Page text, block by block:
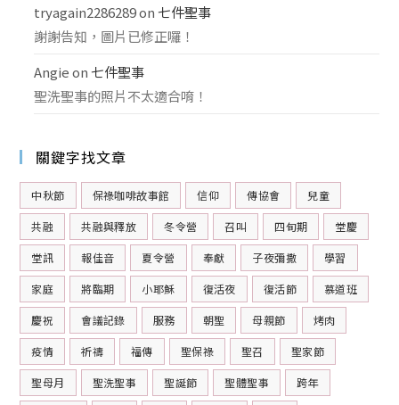
tryagain2286289on 七件聖事
謝謝告知，圖片已修正囉！
Angie on 七件聖事
聖洗聖事的照片不太適合唷！
關鍵字找文章
中秋節 保祿咖啡故事館 信仰 傳協會 兒童
共融 共融與釋放 冬令營 召叫 四旬期 堂慶
堂訊 報佳音 夏令營 奉獻 子夜彌撒 學習
家庭 將臨期 小耶穌 復活夜 復活節 慕道班
慶祝 會議記錄 服務 朝聖 母親節 烤肉
疫情 祈禱 福傳 聖保祿 聖召 聖家節
聖母月 聖洗聖事 聖誕節 聖體聖事 跨年